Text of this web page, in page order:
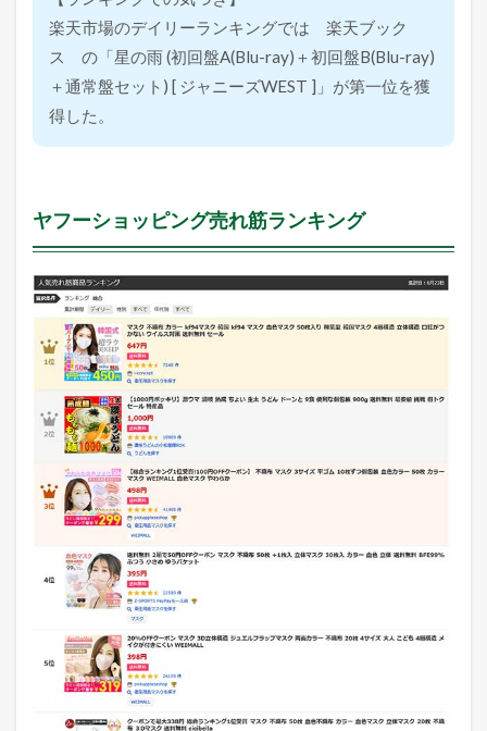
楽天市場のデイリーランキングでは 楽天ブック
ス の「星の雨 (初回盤A(Blu-ray)＋初回盤B(Blu-ray)
＋通常盤セット) [ ジャニーズWEST ]」が第一位を獲
得した。
ヤフーショッピング売れ筋ランキング